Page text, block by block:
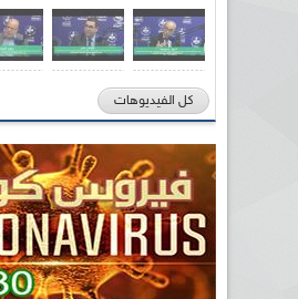
كل الفيديوهات